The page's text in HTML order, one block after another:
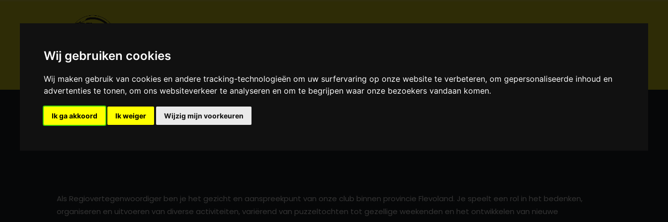
Wij gebruiken cookies
Wij maken gebruik van cookies en andere tracking-technologieën om uw surfervaring op onze website te verbeteren, om gepersonaliseerde inhoud en
advertenties te tonen, om ons websiteverkeer te analyseren en om te begrijpen waar onze bezoekers vandaan komen.
Ik ga akkoord Ik weiger Wijzig mijn voorkeuren
Regiovertegenwoordiger Flevoland
Als Regiovertegenwoordiger ben je het gezicht en aanspreekpunt van onze club binnen provincie Flevoland. Je speelt een rol in het bedenken,
organiseren en uitvoeren van diverse activiteiten, variërend van puzzeltochten tot gezellige weekenden en het ontwikkelen van nieuwe